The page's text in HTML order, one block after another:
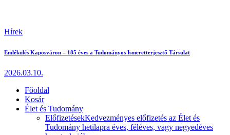
Hírek
Emlékülés Kaposváron – 185 éves a Tudományos Ismeretterjesztő Társulat
2026.03.10.
Főoldal
Kosár
Élet és Tudomány
ElőfizetésekKedvezményes előfizetés az Élet és
Tudomány hetilapra éves, féléves, vagy negyedéves